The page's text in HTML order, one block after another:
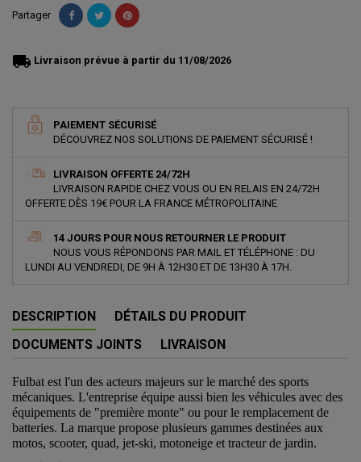
Partager
local_shipping Livraison prévue à partir du 11/08/2026
PAIEMENT SÉCURISÉ
DÉCOUVREZ NOS SOLUTIONS DE PAIEMENT SÉCURISÉ !
LIVRAISON OFFERTE 24/72H
LIVRAISON RAPIDE CHEZ VOUS OU EN RELAIS EN 24/72H
OFFERTE DÈS 19€ POUR LA FRANCE MÉTROPOLITAINE
14 JOURS POUR NOUS RETOURNER LE PRODUIT
NOUS VOUS RÉPONDONS PAR MAIL ET TÉLÉPHONE : DU
LUNDI AU VENDREDI, DE 9H À 12H30 ET DE 13H30 À 17H.
DESCRIPTION
DÉTAILS DU PRODUIT
DOCUMENTS JOINTS
LIVRAISON
Fulbat est l'un des acteurs majeurs sur le marché des sports
mécaniques. L'entreprise équipe aussi bien les véhicules avec des
équipements de "première monte" ou pour le remplacement de
batteries. La marque propose plusieurs gammes destinées aux
motos, scooter, quad, jet-ski, motoneige et tracteur de jardin.